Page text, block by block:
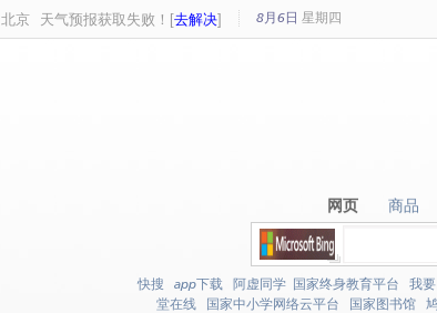
北京 天气预报获取失败！[去解决] 8月6日 星期四
网页
网页 商品
商品
快搜 app下载 阿虚同学 国家终身教育平台 我
堂在线
国家中小学网络云平台 国家图书馆